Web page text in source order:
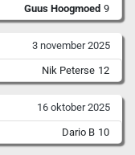
Guus Hoogmoed 9
3 november 2025
Nik Peterse 12
16 oktober 2025
Dario B 10